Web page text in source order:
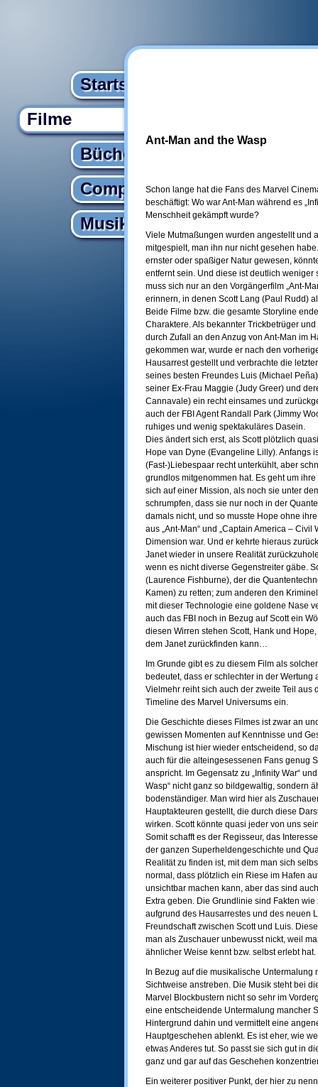
Startseite
Filme
Bücher
Computer
Musik
Ant-Man and the Wasp
Schon lange hat die Fans des Marvel
beschäftigt: Wo war Ant-Man während es
Menschheit gekämpft wurde?
Viele Mutmaßungen wurden angestellt und
mitgespielt, man ihn nur nicht gesehen
ernster oder spaßiger Natur gewesen,
entfernt sein. Und diese ist deutlich
muss sich nur an den Vorgängerfilm „Ant-
erinnern, in denen Scott Lang (Paul Rudd)
Beide Filme bzw. die gesamte Storyline
Charaktere. Als bekannter Trickbetrüger
durch Zufall an den Anzug von Ant-Man im
gekommen war, wurde er nach den
Hausarrest gestellt und verbrachte die
seines besten Freundes Luis (Michael
seiner Ex-Frau Maggie (Judy Greer) und
Cannavale) ein recht einsames und
auch der FBI Agent Randall Park (Jimmy
ruhiges und wenig spektakuläres Dasein.
Dies ändert sich erst, als Scott plötzlich
Hope van Dyne (Evangeline Lilly). Anfangs
(Fast-)Liebespaar recht unterkühlt, aber
grundlos mitgenommen hat. Es geht um
sich auf einer Mission, als noch sie unter
schrumpfen, dass sie nur noch in der
damals nicht, und so musste Hope ohne
aus „Ant-Man“ und „Captain America –
Dimension war. Und er kehrte hieraus
Janet wieder in unsere Realität
wenn es nicht diverse Gegenstreiter gäbe.
(Laurence Fishburne), der die
Kamen) zu retten; zum anderen den
mit dieser Technologie eine goldene Nase
auch das FBI noch in Bezug auf Scott ein
diesen Wirren stehen Scott, Hank und
dem Janet zurückfinden kann…
Im Grunde gibt es zu diesem Film als
bedeutet, dass er schlechter in der
Vielmehr reiht sich auch der zweite Teil aus
Timeline des Marvel Universums ein.
Die Geschichte dieses Filmes ist zwar an
gewissen Momenten auf Kenntnisse und
Mischung ist hier wieder entscheidend, so
auch für die alteingesessenen Fans genug
anspricht. Im Gegensatz zu „Infinity War“
Wasp“ nicht ganz so bildgewaltig, sondern
bodenständiger. Man wird hier als
Hauptakteuren gestellt, die durch diese
wirken. Scott könnte quasi jeder von uns
Somit schafft es der Regisseur, das
der ganzen Superheldengeschichte und
Realität zu finden ist, mit dem man sich
normal, dass plötzlich ein Riese im Hafen
unsichtbar machen kann, aber das sind
Extra geben. Die Grundlinie sind Fakten
aufgrund des Hausarrestes und des neuen
Freundschaft zwischen Scott und Luis.
man als Zuschauer unbewusst nickt, weil
ähnlicher Weise kennt bzw. selbst erlebt hat.
In Bezug auf die musikalische
Sichtweise anstreben. Die Musik steht bei
Marvel Blockbustern nicht so sehr im
eine entscheidende Untermalung mancher
Hintergrund dahin und vermittelt eine
Hauptgeschehen ablenkt. Es ist eher, wie
etwas Anderes tut. So passt sie sich gut in
ganz und gar auf das Geschehen
Ein weiterer positiver Punkt, der hier zu